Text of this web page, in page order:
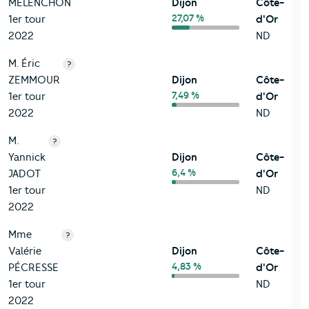
MÉLENCHON
1er tour
2022
Dijon
27,07 %
Côte-
d'Or
ND
M. Éric
ZEMMOUR
1er tour
2022
?
Dijon
7,49 %
Côte-
d'Or
ND
M.
Yannick
JADOT
1er tour
2022
?
Dijon
6,4 %
Côte-
d'Or
ND
Mme
Valérie
PÉCRESSE
1er tour
2022
?
Dijon
4,83 %
Côte-
d'Or
ND